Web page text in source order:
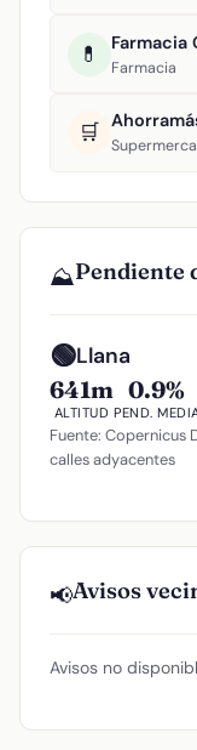
💊 Farmacia
Farmacia
🛒
⛰️Pendiente
🟢Llana
641m
ALTITUD
0.9%
PEND.
Fuente: Copernicus
calles adyacentes
📢Avisos
Avisos no